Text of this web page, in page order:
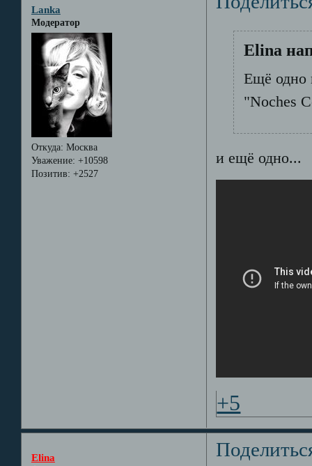
Lanka
Модератор
Откуда: Москва
Уважение: +10598
Позитив: +2527
Elina
Ещё одно
"Noches
и ещё одно...
+5
Elina